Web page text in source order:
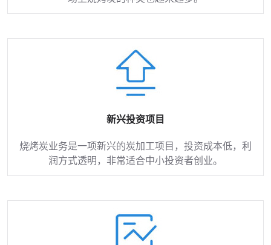
新兴投资项目
烧烤炭业务是一项新兴的炭加工项目，投资成本低，利
润方式透明，非常适合中小投资者创业。